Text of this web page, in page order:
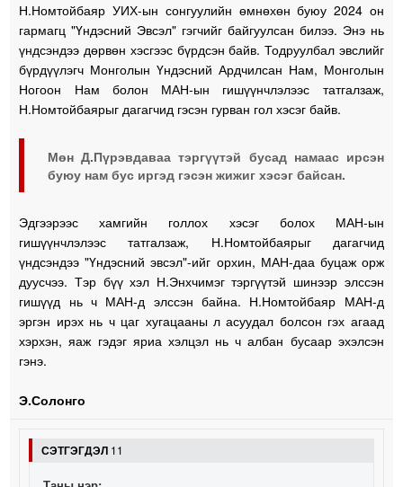
Н.Номтойбаяр УИХ-ын сонгуулийн өмнөхөн буюу 2024 он
гармагц "Үндэсний Эвсэл" гэгчийг байгуулсан билээ. Энэ нь
үндсэндээ дөрвөн хэсгээс бүрдсэн байв. Тодруулбал эвслийг
бүрдүүлэгч Монголын Үндэсний Ардчилсан Нам, Монголын
Ногоон Нам болон МАН-ын гишүүнчлэлээс татгалзаж,
Н.Номтойбаярыг дагагчид гэсэн гурван гол хэсэг байв.
Мөн Д.Пүрэвдаваа тэргүүтэй бусад намаас ирсэн
буюу нам бус иргэд гэсэн жижиг хэсэг байсан.
Эдгээрээс хамгийн голлох хэсэг болох МАН-ын
гишүүнчлэлээс татгалзаж, Н.Номтойбаярыг дагагчид
үндсэндээ "Үндэсний эвсэл"-ийг орхин, МАН-даа буцаж орж
дуусчээ. Тэр бүү хэл Н.Энхчимэг тэргүүтэй шинээр элссэн
гишүүд нь ч МАН-д элссэн байна. Н.Номтойбаяр МАН-д
эргэн ирэх нь ч цаг хугацааны л асуудал болсон гэх агаад
хэрхэн, яаж гэдэг яриа хэлцэл нь ч албан бусаар эхэлсэн
гэнэ.
Э.Солонго
СЭТГЭГДЭЛ 11